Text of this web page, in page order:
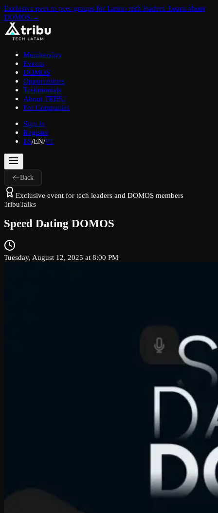
Exclusive peer to peer groups for Latino tech leaders. Learn about
DOMOS. →
Membership
Events
DOMOS
Opportunities
Testimonials
About TRIBU
For Companies
Sign in
Register
ES/EN/PT
Back
Exclusive event for tech leaders and DOMOS members
TribuTalks
Speed Dating DOMOS
Tuesday, August 12, 2025 at 8:00 PM